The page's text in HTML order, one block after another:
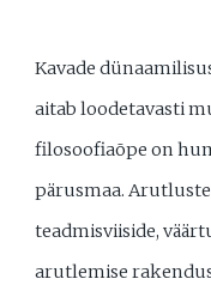
Kavade
aitab loodetavasti
filosoofiaõpe on
pärusmaa.
teadmisviiside,
arutlemise